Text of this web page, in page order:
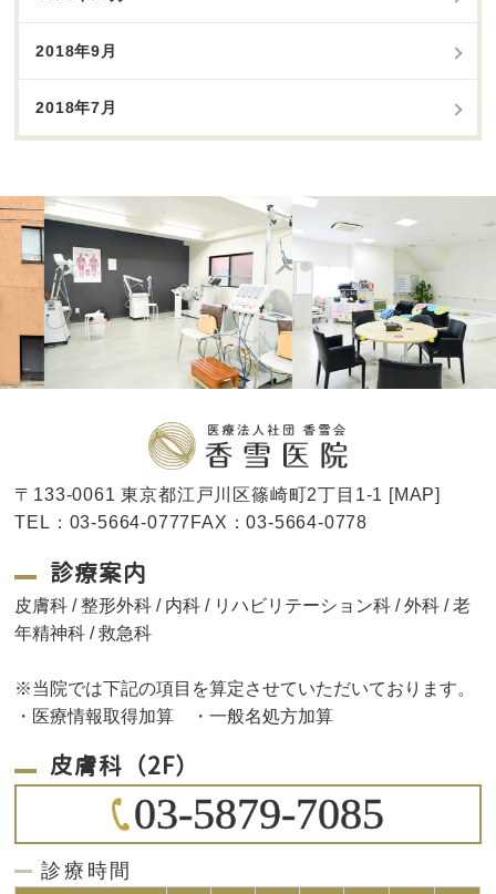
2018年9月
2018年7月
〒133-0061 東京都江戸川区篠崎町2丁目1-1 [MAP]
TEL：03-5664-0777FAX：03-5664-0778
診療案内
皮膚科 / 整形外科 / 内科 / リハビリテーション科 / 外科 / 老
年精神科 / 救急科
※当院では下記の項目を算定させていただいております。
・医療情報取得加算 ・一般名処方加算
皮膚科（2F）
03-5879-7085
診療時間